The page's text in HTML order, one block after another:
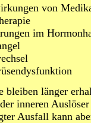
von
im
bleiben länger
inneren
Ausfall kann